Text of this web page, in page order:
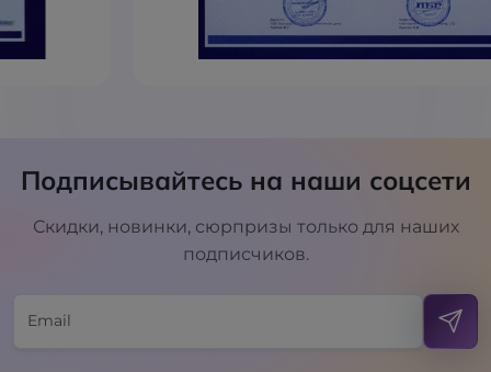
Подписывайтесь на наши соцсети
Скидки, новинки, сюрпризы только для наших
подписчиков.